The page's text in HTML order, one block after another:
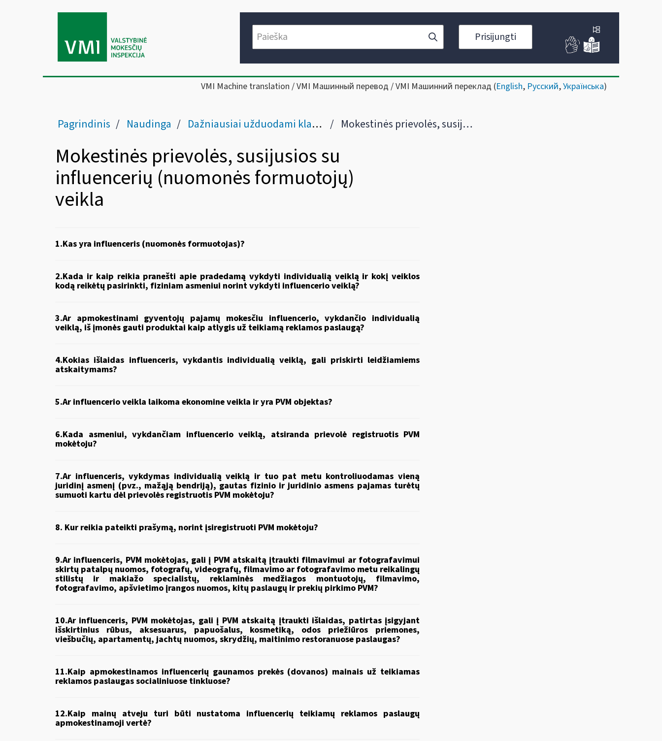
Prisijungti
VMI Machine translation / VMI Машинный перевод / VMI Машинний переклад (English, Русский,Українська)
Pagrindinis Naudinga Dažniausiai užduodami klausimai Mokestinės prievolės, susijusios su influencerių (nuomonės formuotojų) veikla
Mokestinės prievolės, susijusios su
influencerių (nuomonės formuotojų)
veikla
1.Kas yra influenceris (nuomonės formuotojas)?
2.Kada ir kaip reikia pranešti apie pradedamą vykdyti individualią veiklą ir kokį veiklos
kodą reikėtų pasirinkti, fiziniam asmeniui norint vykdyti influencerio veiklą?
3.Ar apmokestinami gyventojų pajamų mokesčiu influencerio, vykdančio individualią
veiklą, iš įmonės gauti produktai kaip atlygis už teikiamą reklamos paslaugą?
4.Kokias išlaidas influenceris, vykdantis individualią veiklą, gali priskirti leidžiamiems
atskaitymams?
5.Ar influencerio veikla laikoma ekonomine veikla ir yra PVM objektas?
6.Kada asmeniui, vykdančiam influencerio veiklą, atsiranda prievolė registruotis PVM
mokėtoju?
7.Ar influenceris, vykdymas individualią veiklą ir tuo pat metu kontroliuodamas vieną
juridinį asmenį (pvz., mažąją bendriją), gautas fizinio ir juridinio asmens pajamas turėtų
sumuoti kartu dėl prievolės registruotis PVM mokėtoju?
8. Kur reikia pateikti prašymą, norint įsiregistruoti PVM mokėtoju?
9.Ar influenceris, PVM mokėtojas, gali į PVM atskaitą įtraukti filmavimui ar fotografavimui
skirtų patalpų nuomos, fotografų, videografų, filmavimo ar fotografavimo metu reikalingų
stilistų ir makiažo specialistų, reklaminės medžiagos montuotojų, filmavimo,
fotografavimo, apšvietimo įrangos nuomos, kitų paslaugų ir prekių pirkimo PVM?
10.Ar influenceris, PVM mokėtojas, gali į PVM atskaitą įtraukti išlaidas, patirtas įsigyjant
išskirtinius rūbus, aksesuarus, papuošalus, kosmetiką, odos priežiūros priemones,
viešbučių, apartamentų, jachtų nuomos, skrydžių, maitinimo restoranuose paslaugas?
11.Kaip apmokestinamos influencerių gaunamos prekės (dovanos) mainais už teikiamas
reklamos paslaugas socialiniuose tinkluose?
12.Kaip mainų atveju turi būti nustatoma influencerių teikiamų reklamos paslaugų
apmokestinamoji vertė?